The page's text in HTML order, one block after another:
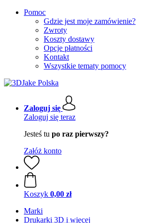
Pomoc
Gdzie jest moje zamówienie?
Zwroty
Koszty dostawy
Opcje płatności
Kontakt
Wszystkie tematy pomocy
Zaloguj się
Zaloguj się teraz
Jesteś tu po raz pierwszy?
Załóż konto
Koszyk 0,00 zł
Marki
Drukarki 3D i więcej